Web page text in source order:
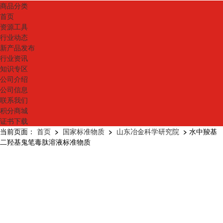
商品分类
首页
资源工具
行业动态
新产品发布
行业资讯
知识专区
公司介绍
公司信息
联系我们
积分商城
证书下载
当前页面： 首页 > 国家标准物质 > 山东冶金科学研究院 > 水中羧基
二羟基鬼笔毒肽溶液标准物质